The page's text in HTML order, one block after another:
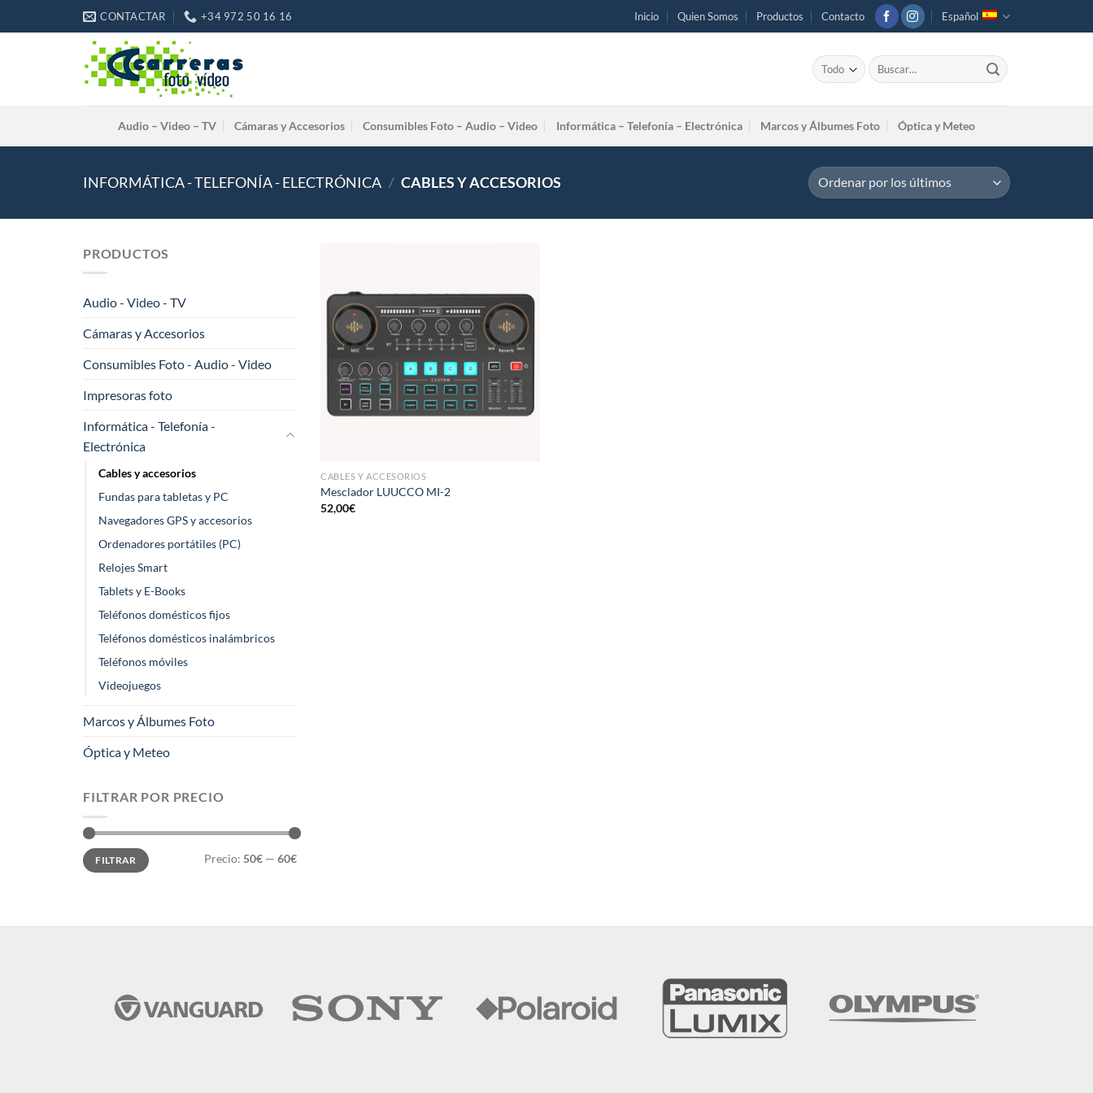
al
CONTACTAR +34 972 50 16 16 Inicio Quien Somos Productos Contacto Español
Buscar
por:
Audio – Video – TV Cámaras y Accesorios Consumibles Foto – Audio – Video Informática – Telefonía – Electrónica Marcos y Álbumes Foto Óptica y Meteo
INFORMÁTICA - TELEFONÍA - ELECTRÓNICA / CABLES Y ACCESORIOS
PRODUCTOS
Audio - Video - TV
Cámaras y Accesorios
Consumibles Foto - Audio - Video
Impresoras foto
Informática - Telefonía -
Electrónica
Cables y accesorios
Fundas para tabletas y PC
Navegadores GPS y accesorios
Ordenadores portátiles (PC)
Relojes Smart
Tablets y E-Books
Teléfonos domésticos fijos
Teléfonos domésticos inalámbricos
Teléfonos móviles
Videojuegos
Marcos y Álbumes Foto
Óptica y Meteo
FILTRAR POR PRECIO
Precio
mínimo
Precio
máximo
FILTRAR Precio: 50€— 60€
CABLES Y ACCESORIOS
Mesclador LUUCCO MI-2
52,00€